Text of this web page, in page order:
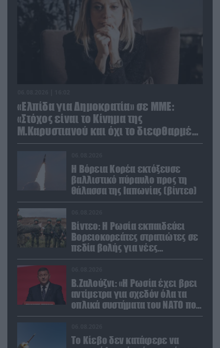
«Ελπίδα για Δημοκρατία» σε ΜΜΕ:
«Στόχος είναι το Κίνημα της
Μ.Καρυστιανού και όχι το διεφθαρμένο
σύστημα εξουσίας»
Η Βόρεια Κορέα εκτόξευσε
βαλλιστικό πύραυλο προς τη
θάλασσα της Ιαπωνίας (βίντεο)
Βίντεο: Η Ρωσία εκπαιδεύει
Βορειοκορεάτες στρατιώτες σε
πεδία βολής για νέες
επιχειρήσεις
Β.Ζαλούζνι: «Η Ρωσία έχει βρει
αντίμετρα για σχεδόν όλα τα
οπλικά συστήματα του ΝΑΤΟ που
χρησιμοποιεί η Ουκρανία»
Το Κίεβο δεν κατάφερε να